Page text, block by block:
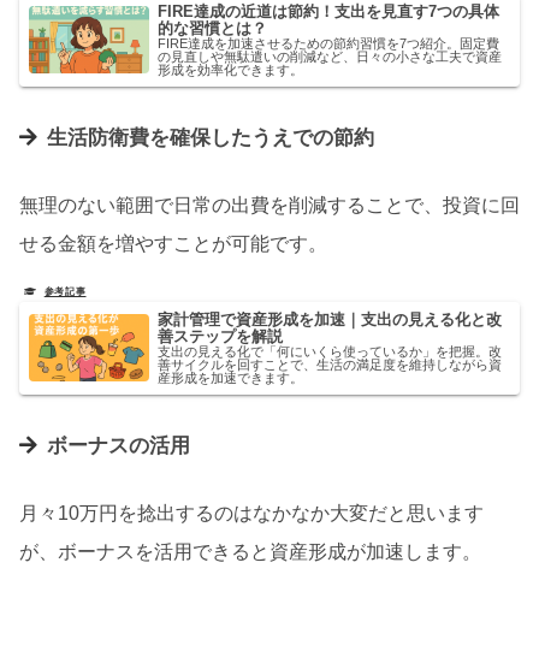
FIRE達成の近道は節約！支出を見直す7つの具体
的な習慣とは？
FIRE達成を加速させるための節約習慣を7つ紹介。固定費
の見直しや無駄遣いの削減など、日々の小さな工夫で資産
形成を効率化できます。
生活防衛費を確保したうえでの節約
無理のない範囲で日常の出費を削減することで、投資に回
せる金額を増やすことが可能です。
家計管理で資産形成を加速｜支出の見える化と改
善ステップを解説
支出の見える化で「何にいくら使っているか」を把握。改
善サイクルを回すことで、生活の満足度を維持しながら資
産形成を加速できます。
ボーナスの活用
月々10万円を捻出するのはなかなか大変だと思います
が、ボーナスを活用できると資産形成が加速します。